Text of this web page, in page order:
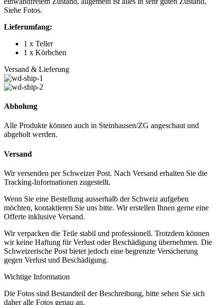
Siehe Fotos.
Lieferumfang:
1 x Teller
1 x Körbchen
Versand & Lieferung
Abholung
Alle Produkte können auch in Steinhausen/ZG angeschaut und
abgeholt werden.
Versand
Wir versenden per Schweizer Post. Nach Versand erhalten Sie die
Tracking-Informationen zugestellt.
Wenn Sie eine Bestellung ausserhalb der Schweiz aufgeben
möchten, kontaktieren Sie uns bitte. Wir erstellen Ihnen gerne eine
Offerte inklusive Versand.
Wir verpacken die Teile stabil und professionell. Trotzdem können
wir keine Haftung für Verlust oder Beschädigung übernehmen. Die
Schweizerische Post bietet jedoch eine begrenzte Versicherung
gegen Verlust und Beschädigung.
Wichtige Information
Die Fotos sind Bestandteil der Beschreibung, bitte sehen Sie sich
daher alle Fotos genau an.